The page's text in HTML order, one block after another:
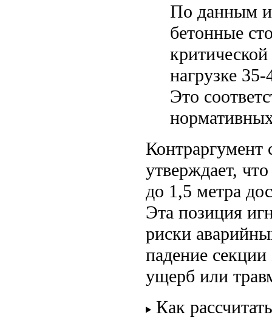
По данным
бетонные
нагрузке
Это
Контраргумент
утверждает,
до 1,5 метра
Эта позиция
риски
падение
ущерб или
Как